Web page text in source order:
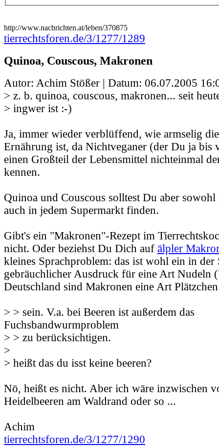
http://www.nachrichten.at/leben/370875
tierrechtsforen.de/3/1277/1289
Quinoa, Couscous, Makronen
Autor: Achim Stößer | Datum: 06.07.2005
> z. b. quinoa, couscous, makronen... seit
> ingwer ist :-)
Ja, immer wieder verblüffend, wie armselig
Ernährung ist, da Nichtveganer (der Du ja bis
einen Großteil der Lebensmittel nichteinmal
kennen.
Quinoa und Couscous solltest Du aber sowohl
auch in jedem Supermarkt finden.
Gibt's ein "Makronen"-Rezept im
nicht. Oder beziehst Du Dich auf älpler
kleines Sprachproblem: das ist wohl ein in der
gebräuchlicher Ausdruck für eine Art Nudeln
Deutschland sind Makronen eine Art
> > sein. V.a. bei Beeren ist außerdem das
Fuchsbandwurmproblem
> > zu berücksichtigen.
>
> heißt das du isst keine beeren?
Nö, heißt es nicht. Aber ich wäre inzwischen
Heidelbeeren am Waldrand oder so ...
Achim
tierrechtsforen.de/3/1277/1290